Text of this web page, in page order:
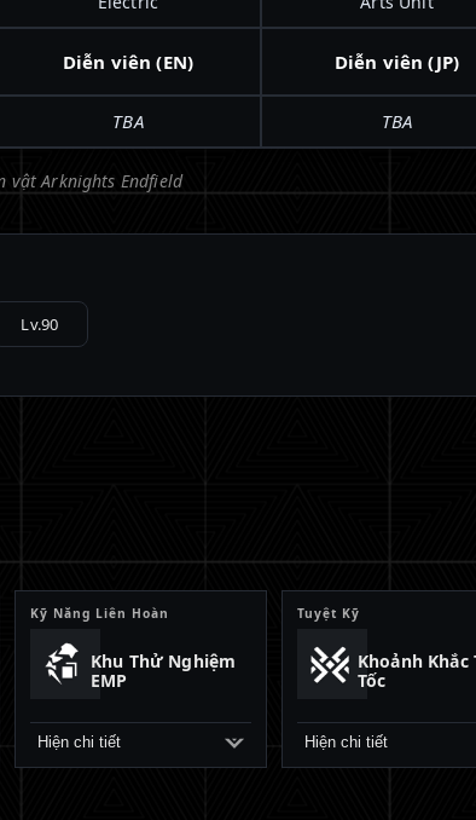
Diễn viên (EN) Diễn viên (JP)
TBA TBA
vật Arknights Endfield
Lv.90
Kỹ Năng Liên Hoàn
Khu Thử Nghiệm
EMP
Hiện chi tiết
Tuyệt Kỹ
Khoảnh Khắc
Tốc
Hiện chi tiết